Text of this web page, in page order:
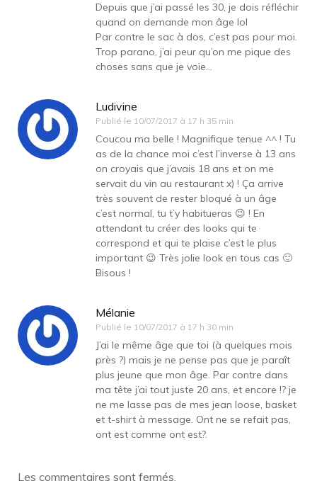
Depuis que j’ai passé les 30, je dois réfléchir
quand on demande mon âge lol
Par contre le sac à dos, c’est pas pour moi.
Trop parano, j’ai peur qu’on me pique des
choses sans que je voie…
Ludivine
Publié le 10/07/2017 à 17 h 35 min
Coucou ma belle ! Magnifique tenue ^^ ! Tu
as de la chance moi c’est l’inverse à 13 ans
on croyais que j’avais 18 ans et on me
servait du vin au restaurant x) ! Ça arrive
très souvent de rester bloqué à un âge
c’est normal, tu t’y habitueras 😉 ! En
attendant tu créer des looks qui te
correspond et qui te plaise c’est le plus
important 😉 Très jolie look en tous cas 🙂
Bisous !
Mélanie
Publié le 10/07/2017 à 17 h 30 min
J’ai le même âge que toi (à quelques mois
près ?) mais je ne pense pas que je paraît
plus jeune que mon âge. Par contre dans
ma tête j’ai tout juste 20 ans, et encore !? je
ne me lasse pas de mes jean loose, basket
et t-shirt à message. Ont ne se refait pas,
ont est comme ont est?.
Les commentaires sont fermés.